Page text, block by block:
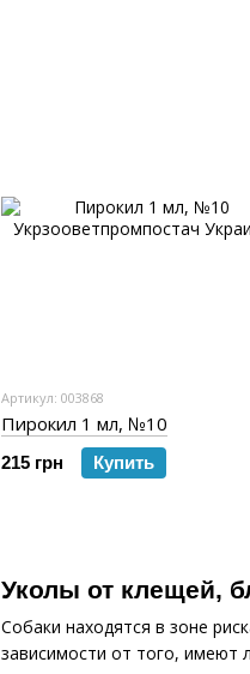
Уколы от клещей,
Собаки находятся в зоне
зависимости от того, имеют
Артикул: 003868
Пирокил 1 мл, №10
215 грн Купить